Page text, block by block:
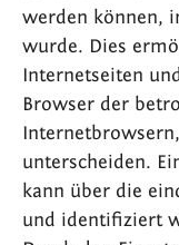
werden können,
wurde. Dies
Internetseiten
Browser der
unterscheiden.
kann über die
und identifiziert